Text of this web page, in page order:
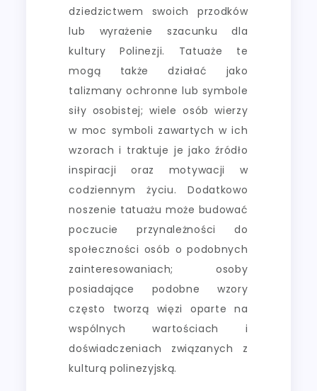
dziedzictwem swoich przodków
lub wyrażenie szacunku dla
kultury Polinezji. Tatuaże te
mogą także działać jako
talizmany ochronne lub symbole
siły osobistej; wiele osób wierzy
w moc symboli zawartych w ich
wzorach i traktuje je jako źródło
inspiracji oraz motywacji w
codziennym życiu. Dodatkowo
noszenie tatuażu może budować
poczucie przynależności do
społeczności osób o podobnych
zainteresowaniach; osoby
posiadające podobne wzory
często tworzą więzi oparte na
wspólnych wartościach i
doświadczeniach związanych z
kulturą polinezyjską.